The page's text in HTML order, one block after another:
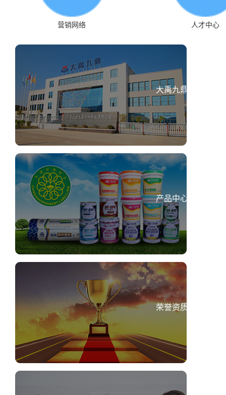
营销网络 人才中心
大禹九鼎
产品中心
荣誉资质